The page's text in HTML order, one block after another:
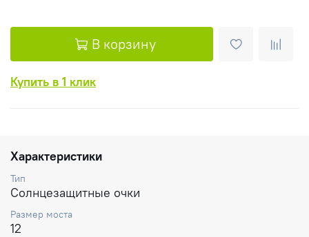
В корзину
Купить в 1 клик
Характеристики
Тип
Солнцезащитные очки
Размер моста
12